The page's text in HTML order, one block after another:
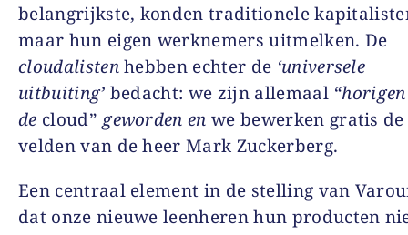
belangrijkste, konden traditionele
maar hun eigen werknemers uitmelken. De
cloudalistenhebben echter de ‘universele
uitbuiting’ bedacht: we zijn allemaal
de cloud” geworden en we bewerken gratis
velden van de heer Mark Zuckerberg.
Een centraal element in de stelling van
dat onze nieuwe leenheren hun producten